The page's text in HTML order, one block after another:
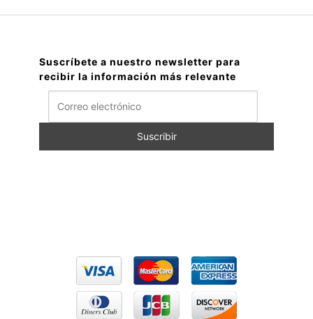
Suscríbete a nuestro newsletter para
recibir la información más relevante